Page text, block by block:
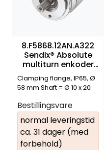
8.F5868.12AN.A322
Sendix® Absolute
multiturn enkoder
EtherNet/IP
Clamping flange, IP65, Ø
58 mm Shaft = Ø 10 x 20
Bestillingsvare
normal leveringstid
ca. 31 dager (med
forbehold)